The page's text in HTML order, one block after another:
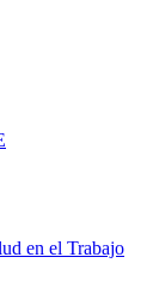
en el Trabajo